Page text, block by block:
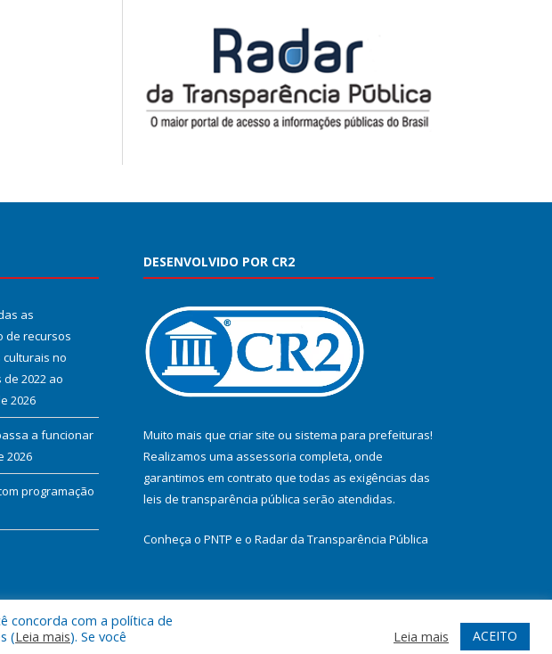
as
de recursos
no
2022 ao
2026
a funcionar
2026
programação
DESENVOLVIDO POR CR2
Muito mais que criar site ou sistema para prefeituras!
Realizamos uma assessoria completa, onde
garantimos em contrato que todas as exigências das
leis de transparência pública serão atendidas.
Conheça o PNTP e o Radar da Transparência Pública
Mapa do Site Acessar Webmail
concorda com a política de
(Leia mais). Se você
Leia mais ACEITO